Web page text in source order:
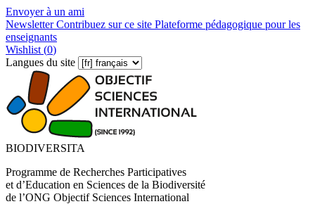
Envoyer à un ami
NewsletterContribuez sur ce site Plateforme pédagogique pour les
enseignants
Wishlist (0)
Langues du site
BIODIVERSITA
Programme de Recherches Participatives
et d’Education en Sciences de la Biodiversité
de l’ONG Objectif Sciences International